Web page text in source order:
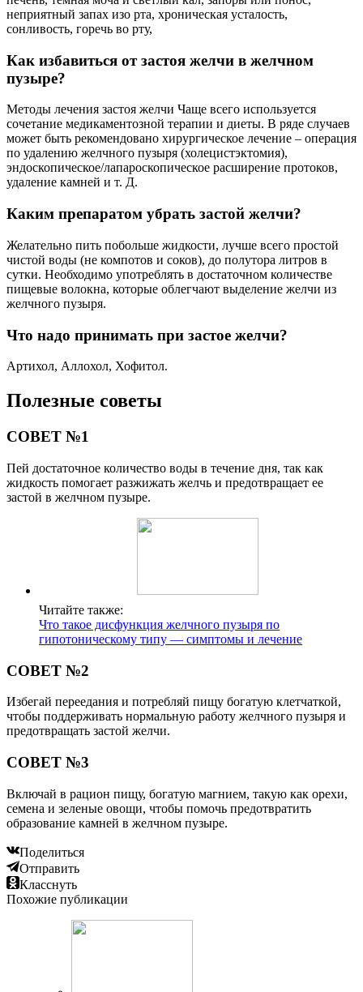
неприятный запах изо рта, хроническая усталость,
сонливость, горечь во рту,
Как избавиться от застоя желчи в желчном
пузыре?
Методы лечения застоя желчи Чаще всего используется
сочетание медикаментозной терапии и диеты. В ряде случаев
может быть рекомендовано хирургическое лечение – операция
по удалению желчного пузыря (холецистэктомия),
эндоскопическое/лапароскопическое расширение протоков,
удаление камней и т. Д.
Каким препаратом убрать застой желчи?
Желательно пить побольше жидкости, лучше всего простой
чистой воды (не компотов и соков), до полутора литров в
сутки. Необходимо употреблять в достаточном количестве
пищевые волокна, которые облегчают выделение желчи из
желчного пузыря.
Что надо принимать при застое желчи?
Артихол, Аллохол, Хофитол.
Полезные советы
СОВЕТ №1
Пей достаточное количество воды в течение дня, так как
жидкость помогает разжижать желчь и предотвращает ее
застой в желчном пузыре.
Читайте также:
Что такое дисфункция желчного пузыря по
гипотоническому типу — симптомы и лечение
СОВЕТ №2
Избегай переедания и потребляй пищу богатую клетчаткой,
чтобы поддерживать нормальную работу желчного пузыря и
предотвращать застой желчи.
СОВЕТ №3
Включай в рацион пищу, богатую магнием, такую как орехи,
семена и зеленые овощи, чтобы помочь предотвратить
образование камней в желчном пузыре.
Поделиться
Отправить
Класснуть
Похожие публикации